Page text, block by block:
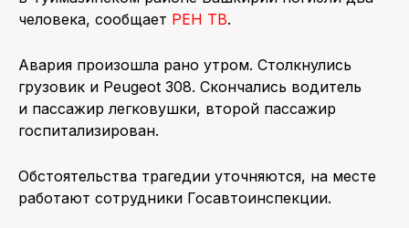
человека, сообщает РЕН ТВ.
Авария произошла рано утром. Столкнулись
грузовик и Peugeot 308. Скончались водитель
и пассажир легковушки, второй пассажир
госпитализирован.
Обстоятельства трагедии уточняются, на месте
работают сотрудники Госавтоинспекции.